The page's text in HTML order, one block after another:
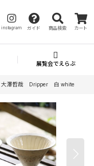
instagram ガイド 商品検索 カート
展覧会でえらぶ
大澤哲哉 Dripper 白 white